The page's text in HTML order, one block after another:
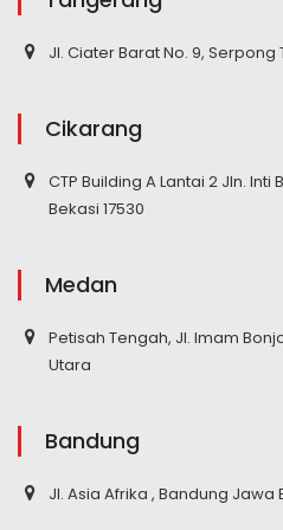
Jl. Ciater Barat No. 9,
Cikarang
CTP Building A Lantai 2 Jln. Inti
Bekasi 17530
Medan
Petisah Tengah, Jl. Imam
Utara
Bandung
Jl. Asia Afrika , Bandung Jawa